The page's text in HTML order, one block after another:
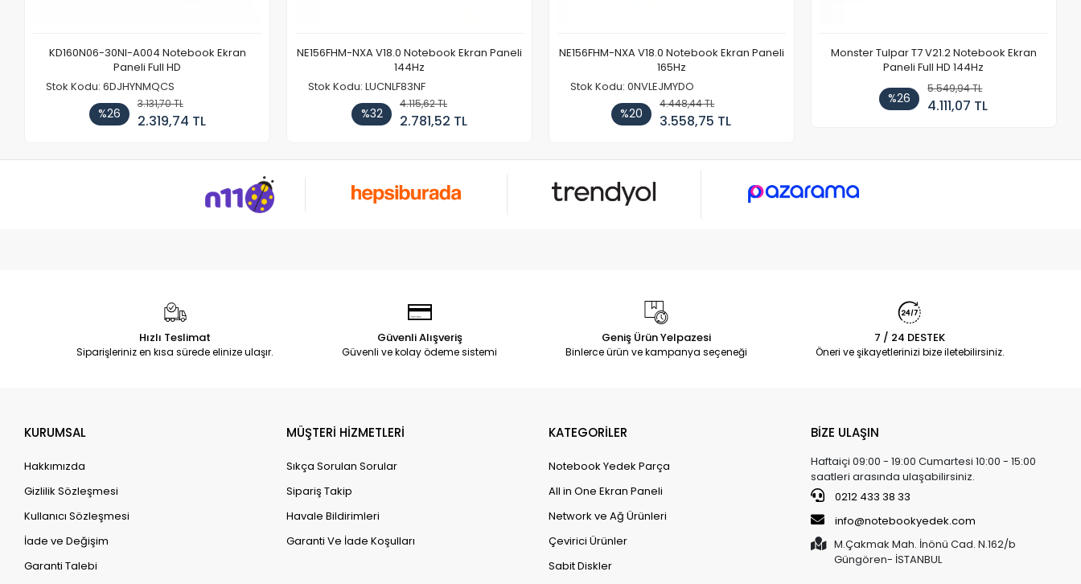
KD160N06-30NI-A004 Notebook Ekran
Paneli Full HD
Stok Kodu: 6DJHYNMQCS
%26
3.131,70 TL
2.319,74 TL
NE156FHM-NXA V18.0 Notebook Ekran Paneli
144Hz
Stok Kodu: LUCNLF83NF
%32
4.115,62 TL
2.781,52 TL
NE156FHM-NXA V18.0 Notebook Ekran Paneli
165Hz
Stok Kodu: 0NVLEJMYDO
%20
4.448,44 TL
3.558,75 TL
Monster Tulpar T7 V21.2 Notebook Ekran
Paneli Full HD 144Hz
%26
5.549,94 TL
4.111,07 TL
Hızlı Teslimat
Siparişleriniz en kısa sürede elinize ulaşır.
Güvenli Alışveriş
Güvenli ve kolay ödeme sistemi
Geniş Ürün Yelpazesi
Binlerce ürün ve kampanya seçeneği
7 / 24 DESTEK
Öneri ve şikayetlerinizi bize iletebilirsiniz.
KURUMSAL
Hakkımızda
Gizlilik Sözleşmesi
Kullanıcı Sözleşmesi
İade ve Değişim
Garanti Talebi
MÜŞTERİ HİZMETLERİ
Sıkça Sorulan Sorular
Sipariş Takip
Havale Bildirimleri
Garanti Ve İade Koşulları
KATEGORİLER
Notebook Yedek Parça
All in One Ekran Paneli
Network ve Ağ Ürünleri
Çevirici Ürünler
Sabit Diskler
BİZE ULAŞIN
Haftaiçi 09:00 - 19:00 Cumartesi 10:00 - 15:00
saatleri arasında ulaşabilirsiniz.
0212 433 38 33
info@notebookyedek.com
M.Çakmak Mah. İnönü Cad. N.162/b
Güngören- İSTANBUL